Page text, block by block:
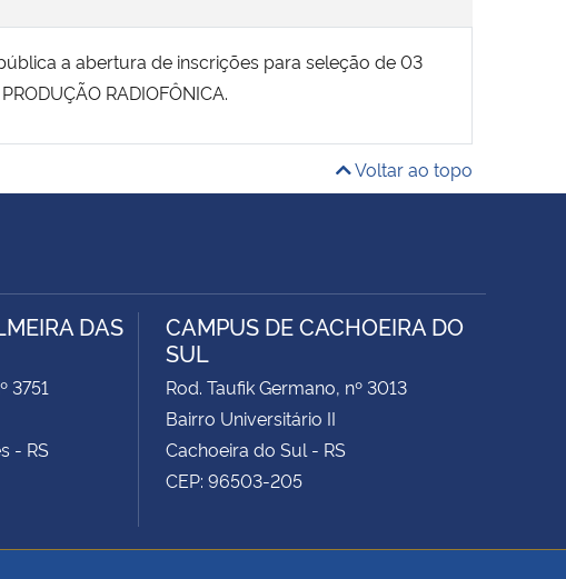
a abertura de inscrições para seleção de 03
RADIOFÔNICA.
Voltar ao topo
DAS
3751
- RS
CAMPUS DE CACHOEIRA DO
SUL
Rod. Taufik Germano, nº 3013
Bairro Universitário II
Cachoeira do Sul - RS
CEP: 96503-205